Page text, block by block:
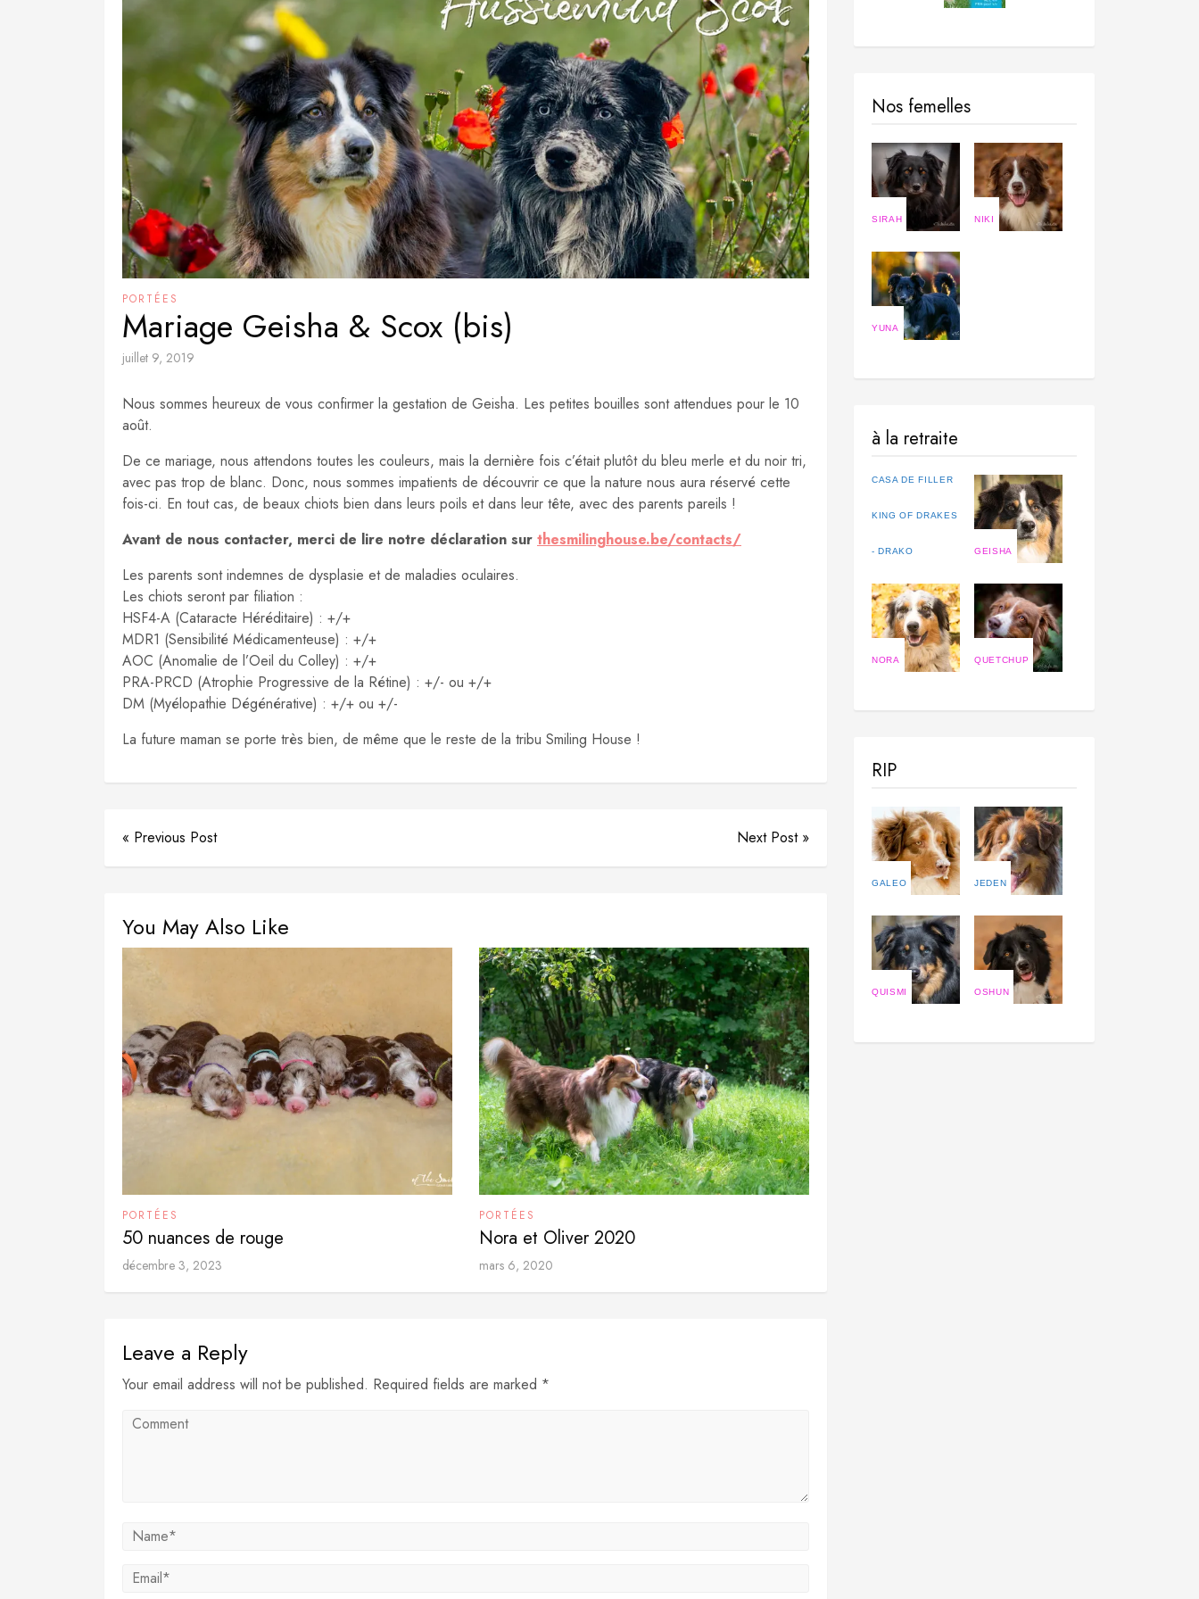
PORTÉES
Mariage Geisha & Scox (bis)
juillet 9, 2019
Nous sommes heureux de vous confirmer la gestation de Geisha. Les petites bouilles sont attendues pour le 10
août.
De ce mariage, nous attendons toutes les couleurs, mais la dernière fois c’était plutôt du bleu merle et du noir tri,
avec pas trop de blanc. Donc, nous sommes impatients de découvrir ce que la nature nous aura réservé cette
fois-ci. En tout cas, de beaux chiots bien dans leurs poils et dans leur tête, avec des parents pareils !
Avant de nous contacter, merci de lire notre déclaration sur thesmilinghouse.be/contacts/
Les parents sont indemnes de dysplasie et de maladies oculaires.
Les chiots seront par filiation :
HSF4-A (Cataracte Héréditaire) : +/+
MDR1 (Sensibilité Médicamenteuse) : +/+
AOC (Anomalie de l’Oeil du Colley) : +/+
PRA-PRCD (Atrophie Progressive de la Rétine) : +/- ou +/+
DM (Myélopathie Dégénérative) : +/+ ou +/-
La future maman se porte très bien, de même que le reste de la tribu Smiling House !
« Previous Post Next Post »
You May Also Like
PORTÉES
50 nuances de rouge
décembre 3, 2023
PORTÉES
Nora et Oliver 2020
mars 6, 2020
Leave a Reply
Your email address will not be published. Required fields are marked *
Nos femelles
SIRAH NIKI
YUNA
à la retraite
CASA DE FILLER
KING OF DRAKES
- DRAKO GEISHA
NORA QUETCHUP
RIP
GALEO JEDEN
QUISMI OSHUN